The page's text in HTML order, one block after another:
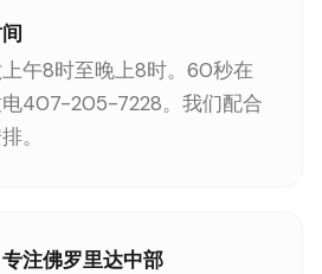
午8时至晚上8时。60秒在
407-205-7228。我们配合
。
注佛罗里达中部